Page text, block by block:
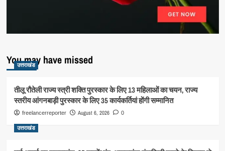
You may have missed
उत्तराखंड
तीलू रौतेली राज्य स्त्री शक्ति पुरस्कार के लिए 13 महिलाओं का चयन, राज्य
स्तरीय आंगनबाड़ी पुरस्कार के लिए 35 कार्यकर्तियां होंगी सम्मानित
freelancerreporter August 6, 2026 0
उत्तराखंड